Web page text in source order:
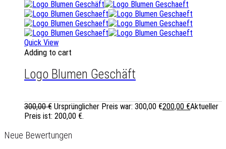
Quick View
Adding to cart
Logo Blumen Geschäft
300,00€ Ursprünglicher Preis war: 300,00 €200,00 €Aktueller
Preis ist: 200,00 €.
Neue Bewertungen